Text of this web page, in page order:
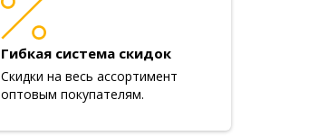
Гибкая система скидок
Скидки на весь ассортимент
оптовым покупателям.